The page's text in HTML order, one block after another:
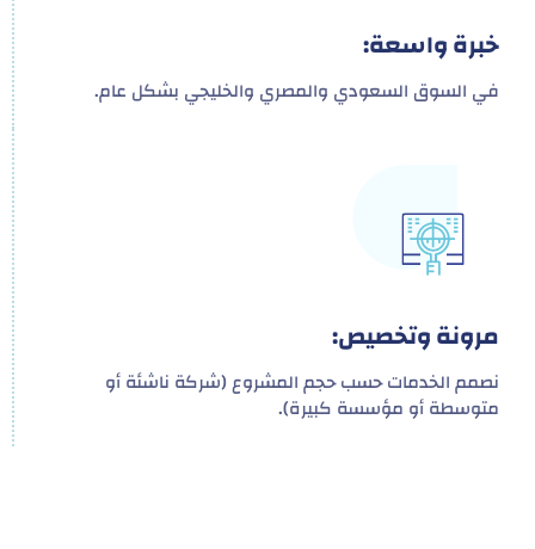
خبرة واسعة:
في السوق السعودي والمصري والخليجي بشكل عام.
مرونة وتخصيص:
نصمم الخدمات حسب حجم المشروع (شركة ناشئة أو
متوسطة أو مؤسسة كبيرة).